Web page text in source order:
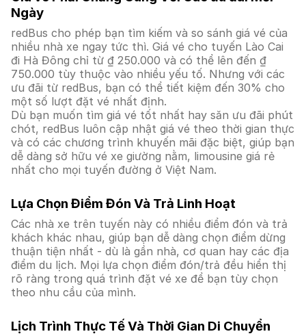
Ngày
redBus cho phép bạn tìm kiếm và so sánh giá vé của
nhiều nhà xe ngay tức thì. Giá vé cho tuyến Lào Cai
đi Hà Đông chỉ từ ₫ 250.000 và có thể lên đến ₫
750.000 tùy thuộc vào nhiều yếu tố. Nhưng với các
ưu đãi từ redBus, bạn có thể tiết kiệm đến 30% cho
một số lượt đặt vé nhất định.
Dù bạn muốn tìm giá vé tốt nhất hay săn ưu đãi phút
chót, redBus luôn cập nhật giá vé theo thời gian thực
và có các chương trình khuyến mãi đặc biệt, giúp bạn
dễ dàng sở hữu vé xe giường nằm, limousine giá rẻ
nhất cho mọi tuyến đường ở Việt Nam.
Lựa Chọn Điểm Đón Và Trả Linh Hoạt
Các nhà xe trên tuyến này có nhiều điểm đón và trả
khách khác nhau, giúp bạn dễ dàng chọn điểm dừng
thuận tiện nhất - dù là gần nhà, cơ quan hay các địa
điểm du lịch. Mọi lựa chọn điểm đón/trả đều hiển thị
rõ ràng trong quá trình đặt vé xe để bạn tùy chọn
theo nhu cầu của mình.
Lịch Trình Thực Tế Và Thời Gian Di Chuyển